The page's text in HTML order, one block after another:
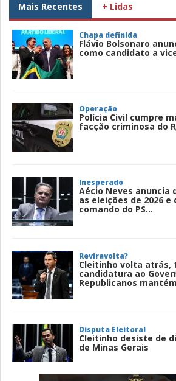
Mais Recentes + Lidas
Chapa definida
Flávio Bolsonaro
como candidato a
Operação
Polícia Civil cumpre
facção criminosa do
Inesperado
Aécio Neves anuncia
as eleições de 2026
comando do PS...
Reviravolta?
Cleitinho volta
candidatura ao
Republicanos
Disputa Eleitoral
Cleitinho desiste de
de Minas Gerais